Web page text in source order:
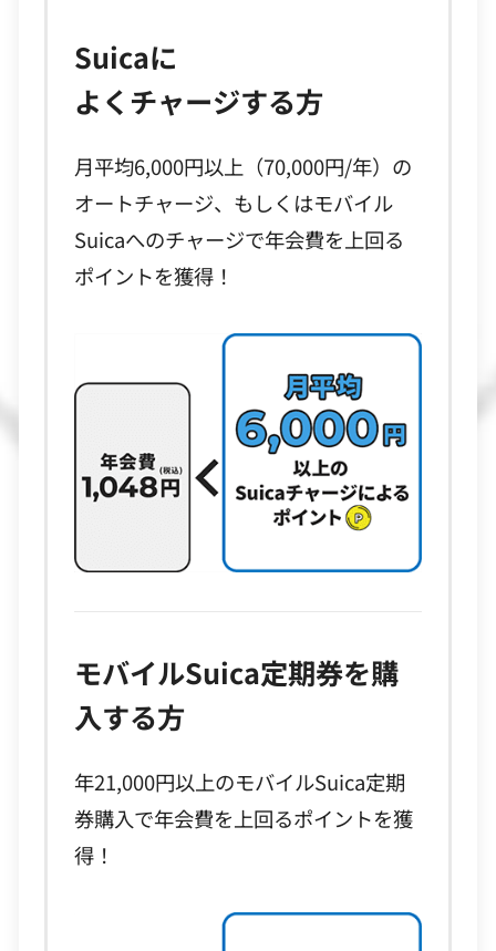
Suicaに
よくチャージする方
月平均6,000円以上（70,000円/年）の
オートチャージ、もしくはモバイル
Suicaへのチャージで年会費を上回る
ポイントを獲得！
モバイルSuica定期券を購
入する方
年21,000円以上のモバイルSuica定期
券購入で年会費を上回るポイントを獲
得！